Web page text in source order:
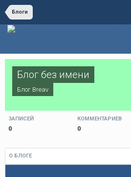
Блоги
Блог без имени
Блог Breav
ЗАПИСЕЙ
0
КОММЕНТАРИЕВ
0
О БЛОГЕ